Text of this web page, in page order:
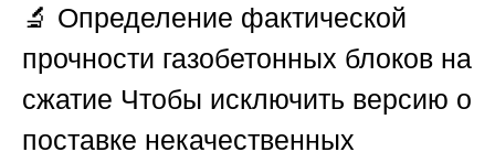
🔬 Определение фактической
прочности газобетонных блоков на
сжатие Чтобы исключить версию о
поставке некачественных